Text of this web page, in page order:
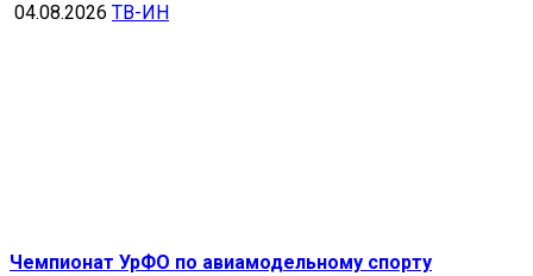
04.08.2026 ТВ-ИН
Чемпионат УрФО по авиамодельному спорту